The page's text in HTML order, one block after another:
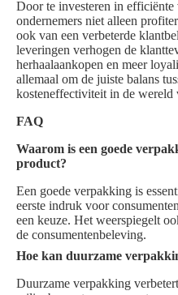
Door te investeren in
ondernemers niet alleen
ook van een verbeterde
leveringen verhogen de
herhaalaankopen en meer
allemaal om de juiste balans
kosteneffectiviteit in de wereld
FAQ
Waarom is een goede
product?
Een goede verpakking is
eerste indruk voor
een keuze. Het weerspiegelt
de consumentenbeleving.
Hoe kan duurzame
Duurzame verpakking